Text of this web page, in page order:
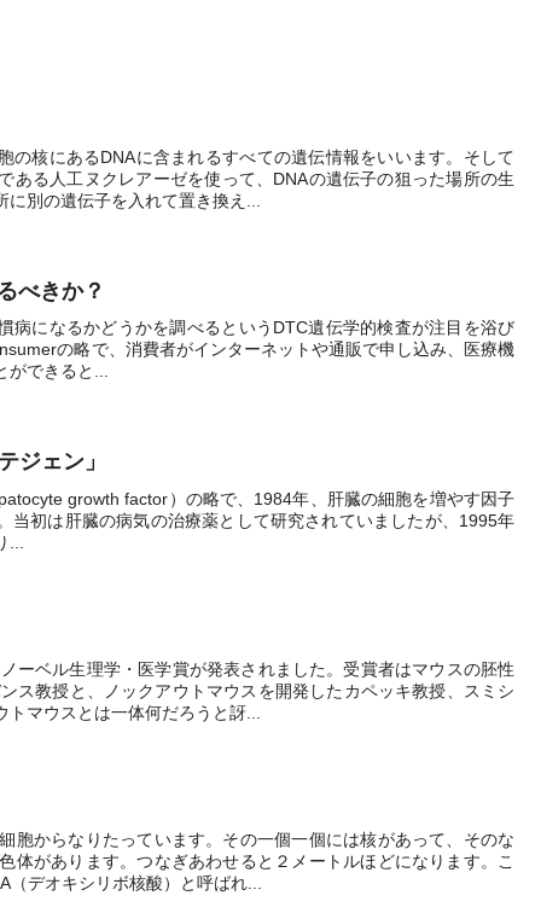
の核にあるDNAに含まれるすべての遺伝情報をいいます。そして
ある人工ヌクレアーゼを使って、DNAの遺伝子の狙った場所の生
別の遺伝子を入れて置き換え...
べきか？
病になるかどうかを調べるというDTC遺伝学的検査が注目を浴び
の略で、消費者がインターネットや通販で申し込み、医療機
ができると...
ジェン」
growth factor）の略で、1984年、肝臓の細胞を増やす因子
当初は肝臓の病気の治療薬として研究されていましたが、1995年
ーベル生理学・医学賞が発表されました。受賞者はマウスの胚性
ス教授と、ノックアウトマウスを開発したカペッキ教授、スミシ
マウスとは一体何だろうと訝...
胞からなりたっています。その一個一個には核があって、そのな
体があります。つなぎあわせると２メートルほどになります。こ
（デオキシリボ核酸）と呼ばれ...